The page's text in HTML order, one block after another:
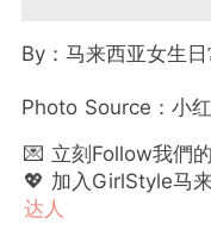
By ：马来西亚女生
Photo Source ：小
💌 立刻Follow我們
💖 加入GirlStyle马
达人